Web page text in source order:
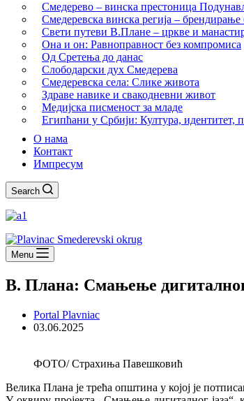
Смедерево – винска престоница
Смедеревска винска регија – брендирање
Свети путеви В.Плане – цркве и
Она и он: Равноправност без компромиса
Од Сретења до данас
Слободарски дух Смедерева
Смедеревска села: Слике живота
Здраве навике и свакодневни живот
Медијска писменост за младе
Египћани у Србији: Култура, идентитет,
О нама
Контакт
Импресум
Search
Menu
В. Плана: Смањење дигиталног
Portal Plavniac
03.06.2025
ФОТО/ Страхиња Павешковић
Велика Плана је трећа општина у којој је